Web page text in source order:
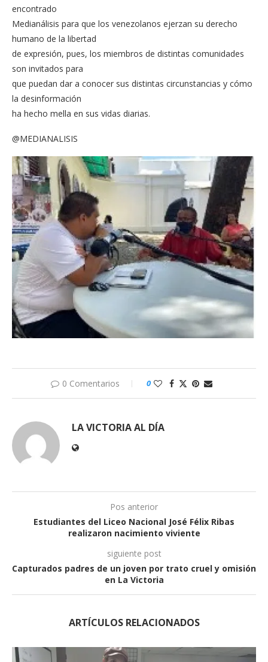
encontrado
Medianálisis para que los venezolanos ejerzan su derecho
humano de la libertad
de expresión, pues, los miembros de distintas comunidades
son invitados para
que puedan dar a conocer sus distintas circunstancias y cómo
la desinformación
ha hecho mella en sus vidas diarias.
@MEDIANALISIS
0 Comentarios 0
LA VICTORIA AL DÍA
Pos anterior
Estudiantes del Liceo Nacional José Félix Ribas
realizaron nacimiento viviente
siguiente post
Capturados padres de un joven por trato cruel y omisión
en La Victoria
ARTÍCULOS RELACIONADOS